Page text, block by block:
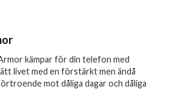
kämpar för din telefon med
livet med en förstärkt men ändå
mot dåliga dagar och dåliga